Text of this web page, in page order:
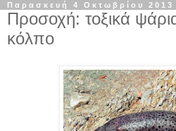
Παρασκευή 4 Οκτωβρίου 2013
Προσοχή: τοξικά
κόλπο